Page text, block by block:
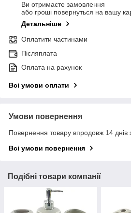
Ви отримаєте замовлення
або гроші повернуться на вашу
Детальніше
Оплатити частинами
Післяплата
Оплата на рахунок
Всі умови оплати
Умови повернення
Повернення товару впродовж 14 днів
Всі умови повернення
Подібні товари компанії